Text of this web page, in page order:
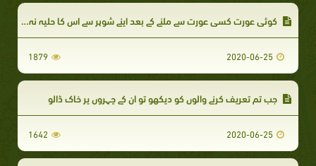
کوئی عورت کسی عورت سے ملنے کے بعد اپنے شوہر سے اس کا حلیہ نہ بیان کرے
2020-06-25
1879
جب تم تعریف کرنے والوں کو دیکھو تو ان کے چہروں پر خاک ڈالو
2020-06-25
1642